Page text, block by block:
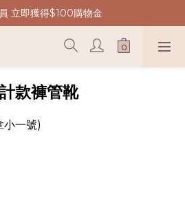
立即獲得$100購物金
款褲管靴
小一號)